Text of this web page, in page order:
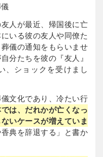
人が最近、帰国後に亡
いる彼の友人や同僚た
儀の通知をもらいませ
分たちを彼の『友人』
、ショックを受けまし
文化であり、冷たい行
は、だれかが亡くなっ
いケースが増えていま
典を辞退する」と書か